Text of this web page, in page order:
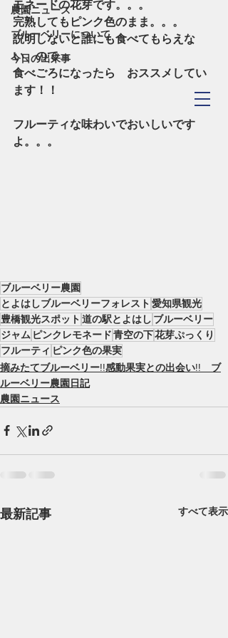
農園ニュース
ブルーベリーについて
今日の出来事
モネードの花芽です。。。
完熟してもピンク色のまま。。。
説明しないと誰にも食べてもらえな
い、ので
食べごろになったら　おススメしてい
ます！！
フルーティな味わいでおいしいです
よ。。。
ブルーベリー農園
とよはしブルーベリーフォレスト 愛知県観光
豊橋観光スポット 道の駅とよはし ブルーベリー
ジャム ピンクレモネード青空の下花芽ぷっくり
フルーティ ピンク色の果実
摘みたてブルーベリー!!感動果実との出会い!! ブ
ルーベリー農園日記
農園ニュース
最新記事 すべて表示